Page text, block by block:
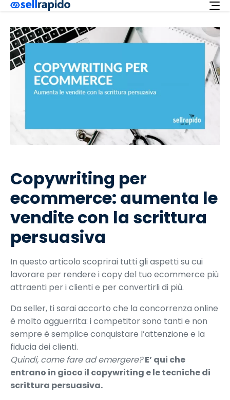
Servizi
Integrazioni
Offerta
Richiedi ora
Copywriting per
ecommerce: aumenta le
vendite con la scrittura
persuasiva
In questo articolo scoprirai tutti gli aspetti su cui
lavorare per rendere i copy del tuo ecommerce più
attraenti per i clienti e per convertirli di più.
Da seller, ti sarai accorto che la concorrenza online
è molto agguerrita: i competitor sono tanti e non
sempre è semplice conquistare l’attenzione e la
fiducia dei clienti.
Quindi, come fare ad emergere? E’ qui che
entrano in gioco il copywriting e le tecniche di
scrittura persuasiva.